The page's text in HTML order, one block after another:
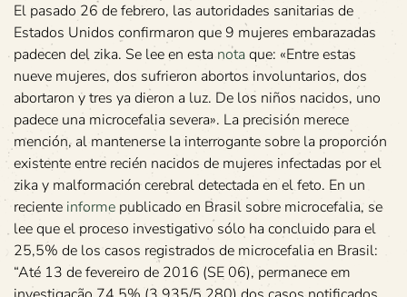
El pasado 26 de febrero, las autoridades sanitarias de
Estados Unidos confirmaron que 9 mujeres embarazadas
padecen del zika. Se lee en esta notaque: «Entre estas
nueve mujeres, dos sufrieron abortos involuntarios, dos
abortaron y tres ya dieron a luz. De los niños nacidos, uno
padece una microcefalia severa». La precisión merece
mención, al mantenerse la interrogante sobre la proporción
existente entre recién nacidos de mujeres infectadas por el
zika y malformación cerebral detectada en el feto. En un
reciente informe publicado en Brasil sobre microcefalia, se
lee que el proceso investigativo sólo ha concluido para el
25,5% de los casos registrados de microcefalia en Brasil:
“Até 13 de fevereiro de 2016 (SE 06), permanece em